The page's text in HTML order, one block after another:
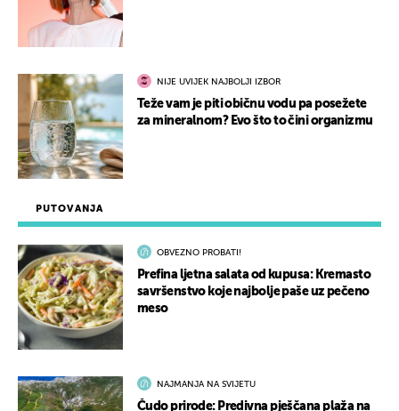
PUTOVANJA
OBVEZNO PROBATI!
Prefina ljetna salata od kupusa: Kremasto
savršenstvo koje najbolje paše uz pečeno
meso
NAJMANJA NA SVIJETU
Čudo prirode: Predivna pješčana plaža na
NIJE UVIJEK NAJBOLJI IZBOR
Teže vam je piti običnu vodu pa posežete
za mineralnom? Evo što to čini organizmu